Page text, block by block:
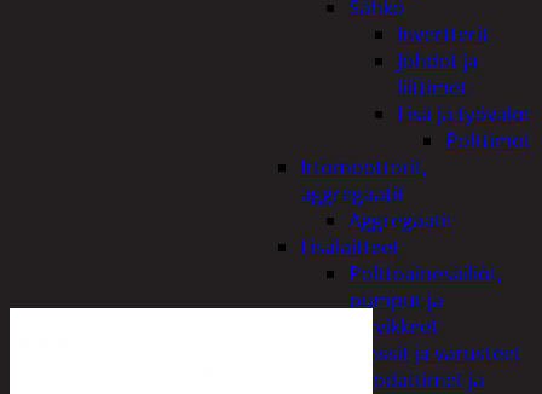
Sähkö
Invertterit
Johdot ja
liittimet
Lisä ja työvalot
Polttimot
Irtomoottorit,
aggregaatit
Aggregaatit
Lisälaitteet
Polttoainesäiliöt,
pumput ja
tarvikkeet
Vinssit ja varusteet
Öljyt, suodattimet ja